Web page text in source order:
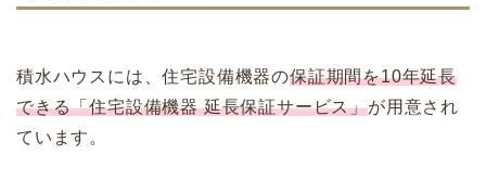
積水ハウスには、住宅設備機器の保証期間を10年延長
できる「住宅設備機器 延長保証サービス」が用意され
ています。